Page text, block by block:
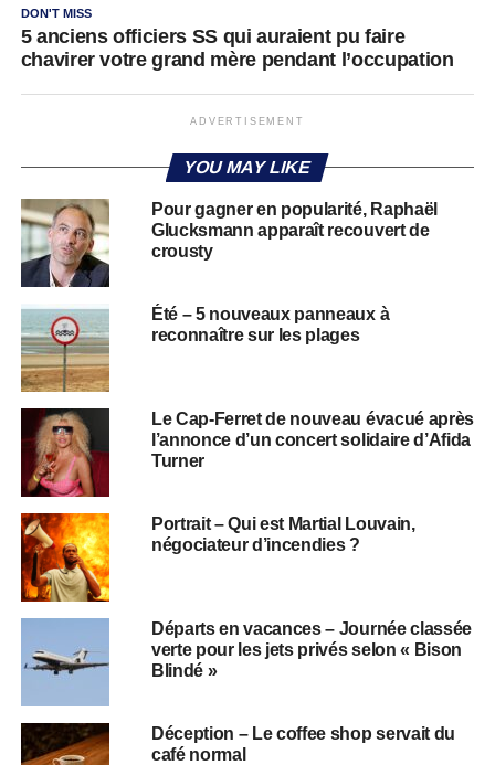
DON'T MISS
5 anciens officiers SS qui auraient pu faire
chavirer votre grand mère pendant l’occupation
ADVERTISEMENT
YOU MAY LIKE
Pour gagner en popularité, Raphaël
Glucksmann apparaît recouvert de
crousty
Été – 5 nouveaux panneaux à
reconnaître sur les plages
Le Cap-Ferret de nouveau évacué après
l’annonce d’un concert solidaire d’Afida
Turner
Portrait – Qui est Martial Louvain,
négociateur d’incendies ?
Départs en vacances – Journée classée
verte pour les jets privés selon « Bison
Blindé »
Déception – Le coffee shop servait du
café normal